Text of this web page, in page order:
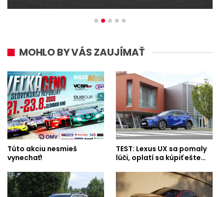
MOHLO BY VÁS ZAUJÍMAŤ
Túto akciu nesmieš
vynechať!
TEST: Lexus UX sa pomaly
lúči, oplatí sa kúpiť ešte…